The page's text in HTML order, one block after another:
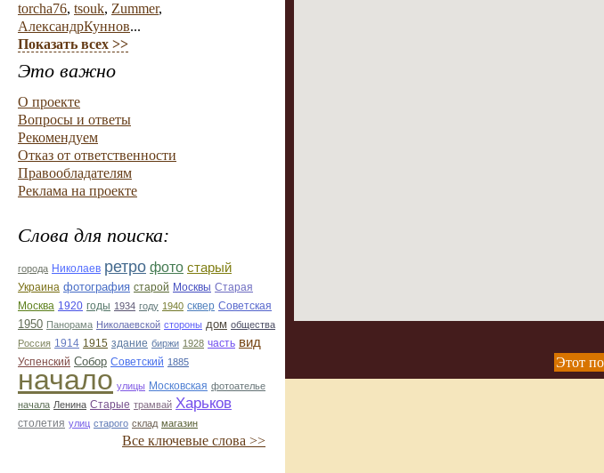
torcha76, tsouk, Zummer,
АлександрКуннов...
Показать всех >>
Это важно
О проекте
Вопросы и ответы
Рекомендуем
Отказ от ответственности
Правообладателям
Реклама на проекте
Слова для поиска:
города Николаев ретро фото старый
Украина фотография старой Москвы Старая
Москва 1920 годы 1934 году 1940 сквер Советская
1950 Панорама Николаевской стороны дом общества
Россия 1914 1915 здание биржи 1928 часть вид
Успенский Собор Советский 1885
начало улицы Московская фотоателье
начала Ленина Старые трамвай Харьков
столетия улиц старого склад магазин
Все ключевые слова >>
Этот